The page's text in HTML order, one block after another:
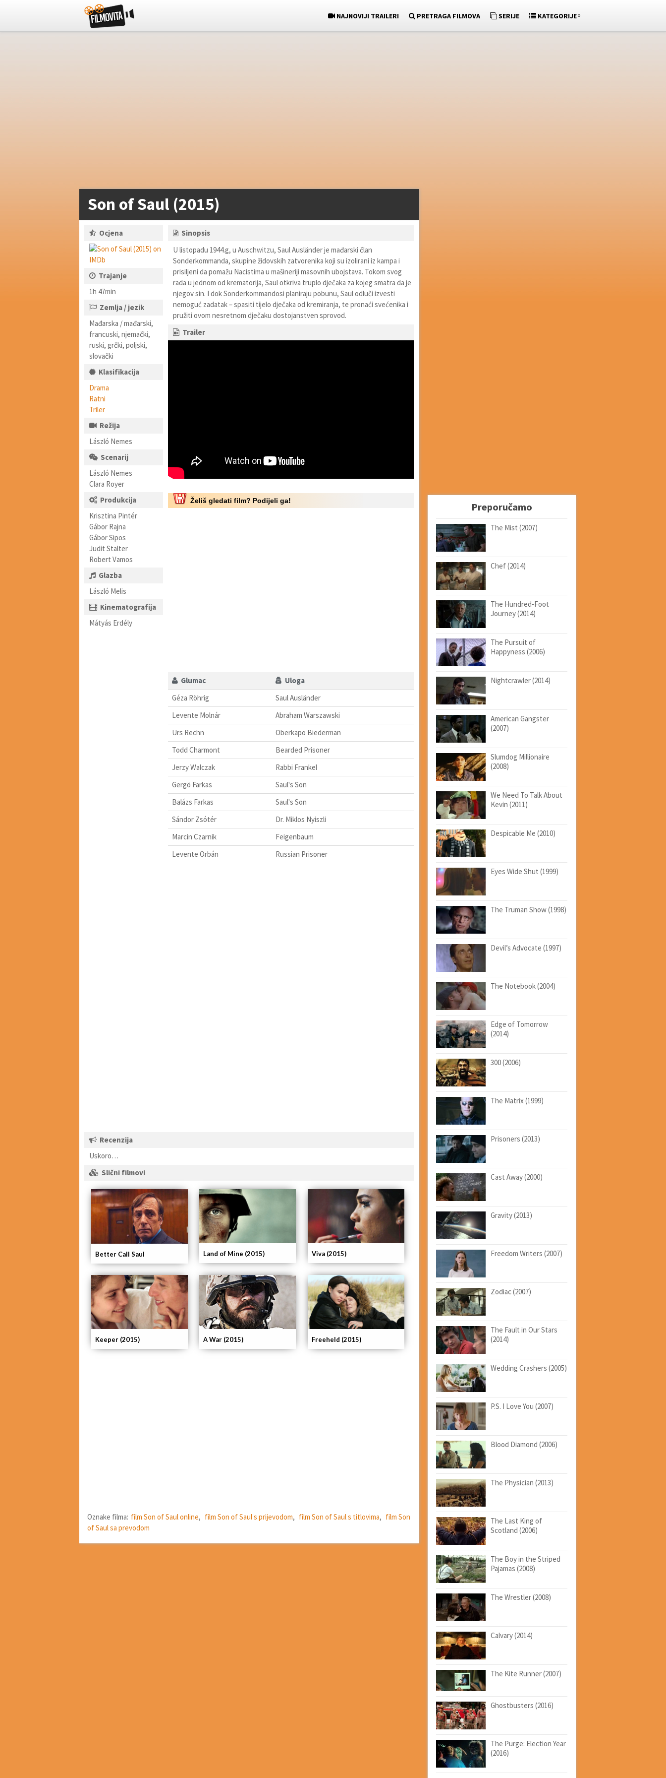
NAJNOVIJI TRAILERI PRETRAGA FILMOVA SERIJE KATEGORIJE»
Son of Saul (2015)
Ocjena
Trajanje
1h 47min
Zemlja / jezik
Mađarska / mađarski,
francuski, njemački,
ruski, grčki, poljski,
slovački
Klasifikacija
Drama
Ratni
Triler
Režija
László Nemes
Scenarij
László Nemes
Clara Royer
Produkcija
Krisztina Pintér
Gábor Rajna
Gábor Sipos
Judit Stalter
Robert Vamos
Glazba
László Melis
Kinematografija
Mátyás Erdély
Sinopsis
U listopadu 1944.g, u Auschwitzu, Saul Ausländer je mađarski član
Sonderkommanda, skupine židovskih zatvorenika koji su izolirani iz kampa i
prisiljeni da pomažu Nacistima u mašineriji masovnih ubojstava. Tokom svog
rada u jednom od krematorija, Saul otkriva truplo dječaka za kojeg smatra da je
njegov sin. I dok Sonderkommandosi planiraju pobunu, Saul odluči izvesti
nemoguć zadatak – spasiti tijelo dječaka od kremiranja, te pronaći svećenika i
pružiti ovom nesretnom dječaku dostojanstven sprovod.
Trailer
Želiš gledati film? Podijeli ga!
Glumac
Uloga
Géza Röhrig
Saul Ausländer
Levente Molnár
Abraham Warszawski
Urs Rechn
Oberkapo Biederman
Todd Charmont
Bearded Prisoner
Jerzy Walczak
Rabbi Frankel
Gergö Farkas
Saul's Son
Balázs Farkas
Saul's Son
Sándor Zsótér
Dr. Miklos Nyiszli
Marcin Czarnik
Feigenbaum
Levente Orbán
Russian Prisoner
Recenzija
Uskoro…
Slični filmovi
Better Call Saul
Freeheld (2015)
A War (2015)
Keeper (2015)
Viva (2015)
Land of Mine (2015)
Oznake filma: film Son of Saul online, film Son of Saul s prijevodom, film Son of Saul s titlovima, film Son
of Saul sa prevodom
Preporučamo
The Mist (2007)
Chef (2014)
The Hundred-Foot
Journey (2014)
The Pursuit of
Happyness (2006)
Nightcrawler (2014)
American Gangster
(2007)
Slumdog Millionaire
(2008)
We Need To Talk About
Kevin (2011)
Despicable Me (2010)
Eyes Wide Shut (1999)
The Truman Show (1998)
Devil’s Advocate (1997)
The Notebook (2004)
Edge of Tomorrow
(2014)
300 (2006)
The Matrix (1999)
Prisoners (2013)
Cast Away (2000)
Gravity (2013)
Freedom Writers (2007)
Zodiac (2007)
The Fault in Our Stars
(2014)
Wedding Crashers (2005)
P.S. I Love You (2007)
Blood Diamond (2006)
The Physician (2013)
The Last King of
Scotland (2006)
The Boy in the Striped
Pajamas (2008)
The Wrestler (2008)
Calvary (2014)
The Kite Runner (2007)
Ghostbusters (2016)
The Purge: Election Year
(2016)